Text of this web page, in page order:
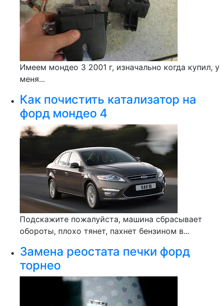
Имеем мондео 3 2001 г, изначально когда купил, у
меня...
Как почистить катализатор на
форд мондео 4
Подскажите пожалуйста, машина сбрасывает
обороты, плохо тянет, пахнет бензином в...
Замена реостата печки форд
торнео